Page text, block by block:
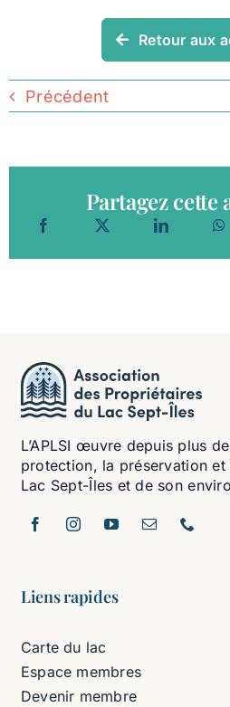
Retour aux
Précédent
Partagez cette
L’APLSI œuvre depuis plus
protection, la préservation
Lac Sept-Îles et de son
Liens rapides
Carte du lac
Espace membres
Devenir membre